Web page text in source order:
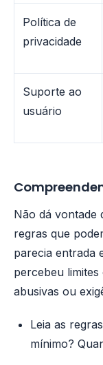
Política de
privacidade
Suporte ao
usuário
Não dá vontade
regras que
parecia entrada
percebeu
abusivas ou
Leia as
mínimo?